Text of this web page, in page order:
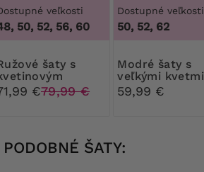
veľkosti
50, 52, 56, 60
s
a
dielom
€79,99 €
Dostupné veľkosti
50, 52, 62
Modré šaty s
veľkými kvetmi
59,99 €
PODOBNÉ ŠATY: